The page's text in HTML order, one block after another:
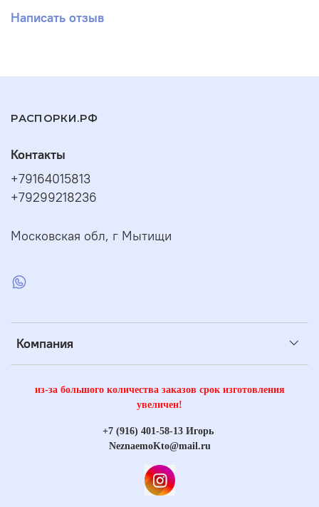
Написать отзыв
РАСПОРКИ.РФ
Компания
Контакты
+79164015813
+79299218236
Московская обл, г Мытищи
из-за большого количества заказов срок изготовления
увеличен!
+7 (916) 401-58-13 Игорь
NeznaemoKto@mail.ru